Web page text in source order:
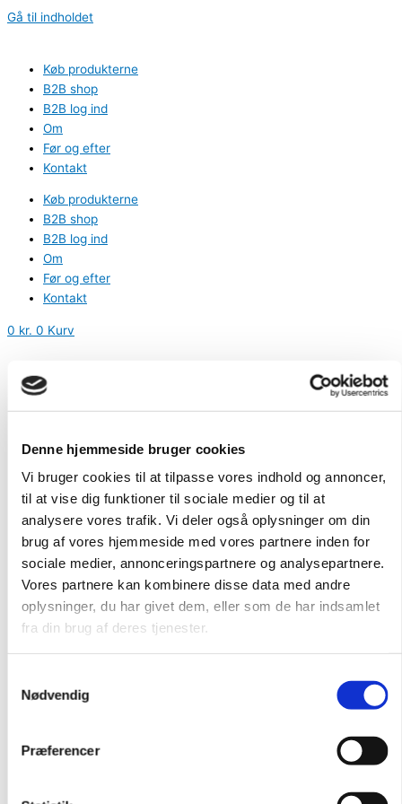
Denne hjemmeside bruger cookies
Vi bruger cookies til at tilpasse vores indhold og annoncer,
til at vise dig funktioner til sociale medier og til at
analysere vores trafik. Vi deler også oplysninger om din
brug af vores hjemmeside med vores partnere inden for
sociale medier, annonceringspartnere og analysepartnere.
Vores partnere kan kombinere disse data med andre
oplysninger, du har givet dem, eller som de har indsamlet
fra din brug af deres tjenester.
Nødvendig
Præferencer
Gå til indholdet
Køb produkterne
B2B shop
B2B log ind
Om
Før og efter
Kontakt
Køb produkterne
B2B shop
B2B log ind
Om
Før og efter
Kontakt
0 kr. 0 Kurv
Log ind
Brugernavn eller e-mailadresse
Adgangskode*Påkrævet
Husk mig
Log ind